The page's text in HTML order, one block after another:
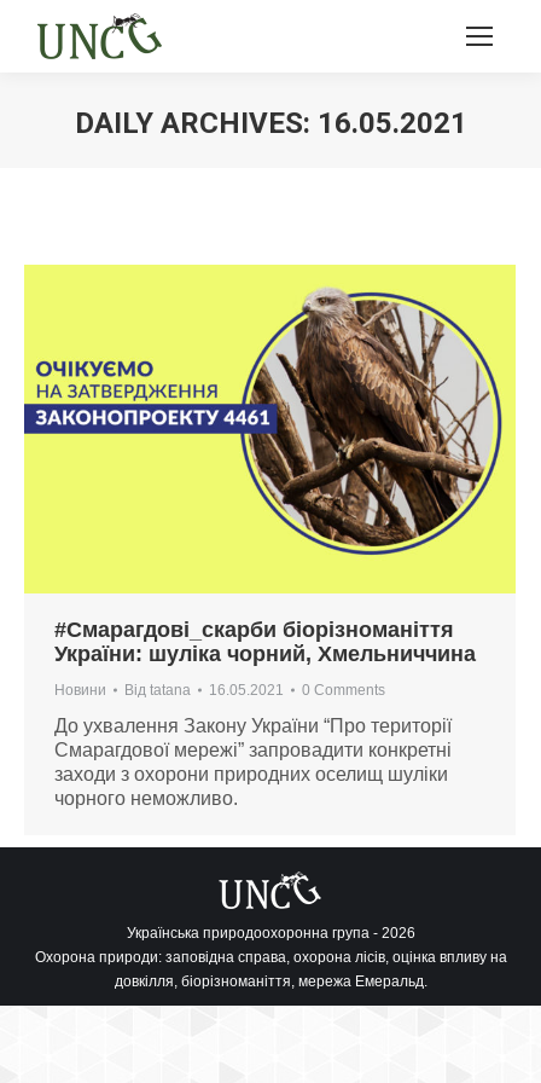
DAILY ARCHIVES: 16.05.2021
#Смарагдові_скарби біорізноманіття
України: шуліка чорний, Хмельниччина
Новини Від tatana 16.05.2021 0 Comments
До ухвалення Закону України “Про території
Смарагдової мережі” запровадити конкретні
заходи з охорони природних оселищ шуліки
чорного неможливо.
Українська природоохоронна група - 2026
Охорона природи: заповідна справа, охорона лісів, оцінка впливу на
довкілля, біорізноманіття, мережа Емеральд.